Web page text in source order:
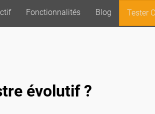
Fonctionnalités Blog Tester
évolutif ?